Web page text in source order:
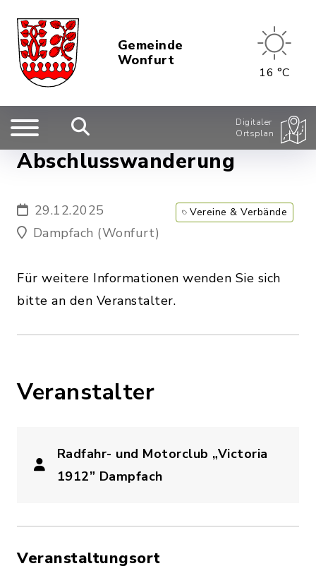
Gemeinde
Wonfurt
16 °C
Digitaler
Ortsplan
Abschlusswanderung
29.12.2025
Dampfach (Wonfurt)
Vereine & Verbände
Für weitere Informationen wenden Sie sich
bitte an den Veranstalter.
Veranstalter
Radfahr- und Motorclub „Victoria
1912” Dampfach
Veranstaltungsort